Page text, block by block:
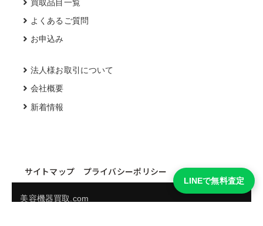
買取品目一覧
よくあるご質問
お申込み
法人様お取引について
会社概要
新着情報
サイトマップ プライバシーポリシー
美容機器買取.com
LINEで無料査定